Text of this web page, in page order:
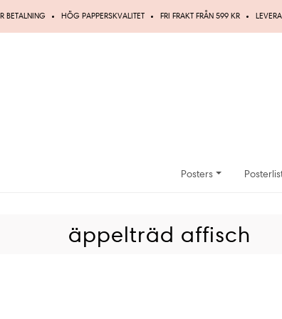
BETALNING HÖG PAPPERSKVALITET FRI FRAKT FRÅN 599 KR
Posters
äppelträd affisch